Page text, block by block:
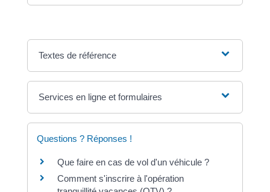
Textes de référence
Services en ligne et formulaires
Questions ? Réponses !
Que faire en cas de vol d'un véhicule ?
Comment s'inscrire à l'opération